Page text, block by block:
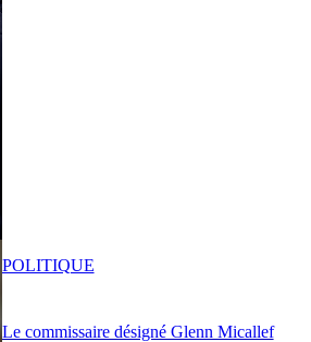
Le commissaire désigné Glenn Micallef
POLITIQUE